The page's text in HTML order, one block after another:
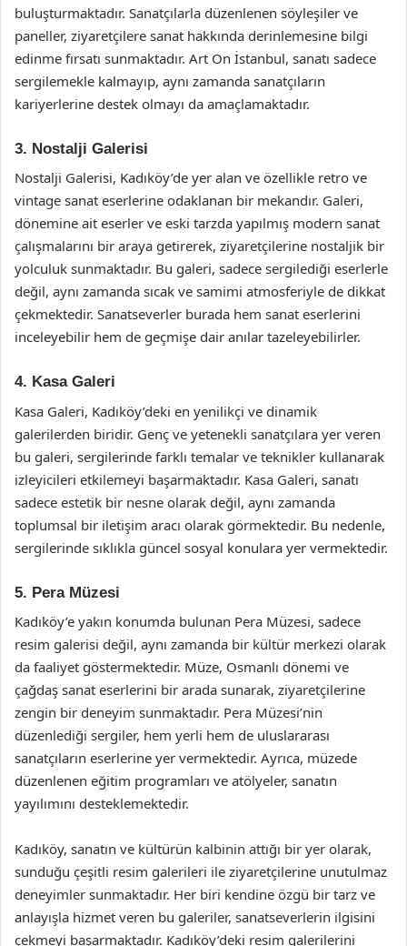
buluşturmaktadır. Sanatçılarla düzenlenen söyleşiler ve
paneller, ziyaretçilere sanat hakkında derinlemesine bilgi
edinme fırsatı sunmaktadır. Art On İstanbul, sanatı sadece
sergilemekle kalmayıp, aynı zamanda sanatçıların
kariyerlerine destek olmayı da amaçlamaktadır.
3. Nostalji Galerisi
Nostalji Galerisi, Kadıköy’de yer alan ve özellikle retro ve
vintage sanat eserlerine odaklanan bir mekandır. Galeri,
dönemine ait eserler ve eski tarzda yapılmış modern sanat
çalışmalarını bir araya getirerek, ziyaretçilerine nostaljik bir
yolculuk sunmaktadır. Bu galeri, sadece sergilediği eserlerle
değil, aynı zamanda sıcak ve samimi atmosferiyle de dikkat
çekmektedir. Sanatseverler burada hem sanat eserlerini
inceleyebilir hem de geçmişe dair anılar tazeleyebilirler.
4. Kasa Galeri
Kasa Galeri, Kadıköy’deki en yenilikçi ve dinamik
galerilerden biridir. Genç ve yetenekli sanatçılara yer veren
bu galeri, sergilerinde farklı temalar ve teknikler kullanarak
izleyicileri etkilemeyi başarmaktadır. Kasa Galeri, sanatı
sadece estetik bir nesne olarak değil, aynı zamanda
toplumsal bir iletişim aracı olarak görmektedir. Bu nedenle,
sergilerinde sıklıkla güncel sosyal konulara yer vermektedir.
5. Pera Müzesi
Kadıköy’e yakın konumda bulunan Pera Müzesi, sadece
resim galerisi değil, aynı zamanda bir kültür merkezi olarak
da faaliyet göstermektedir. Müze, Osmanlı dönemi ve
çağdaş sanat eserlerini bir arada sunarak, ziyaretçilerine
zengin bir deneyim sunmaktadır. Pera Müzesi’nin
düzenlediği sergiler, hem yerli hem de uluslararası
sanatçıların eserlerine yer vermektedir. Ayrıca, müzede
düzenlenen eğitim programları ve atölyeler, sanatın
yayılımını desteklemektedir.
Kadıköy, sanatın ve kültürün kalbinin attığı bir yer olarak,
sunduğu çeşitli resim galerileri ile ziyaretçilerine unutulmaz
deneyimler sunmaktadır. Her biri kendine özgü bir tarz ve
anlayışla hizmet veren bu galeriler, sanatseverlerin ilgisini
çekmeyi başarmaktadır. Kadıköy’deki resim galerilerini